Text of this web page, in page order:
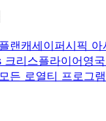
랜캐세이퍼시픽
리스플라이어영
모든 로열티 프로그